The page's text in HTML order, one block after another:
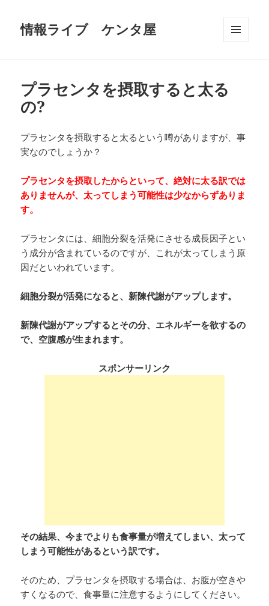
情報ライブ ケンタ屋
プラセンタを摂取すると太る
の?
プラセンタを摂取すると太るという噂がありますが、事
実なのでしょうか？
プラセンタを摂取したからといって、絶対に太る訳では
ありませんが、太ってしまう可能性は少なからずありま
す。
プラセンタには、細胞分裂を活発にさせる成長因子とい
う成分が含まれているのですが、これが太ってしまう原
因だといわれています。
細胞分裂が活発になると、新陳代謝がアップします。
新陳代謝がアップするとその分、エネルギーを欲するの
で、空腹感が生まれます。
スポンサーリンク
その結果、今までよりも食事量が増えてしまい、太って
しまう可能性があるという訳です。
そのため、プラセンタを摂取する場合は、お腹が空きや
すくなるので、食事量に注意するようにしてください。